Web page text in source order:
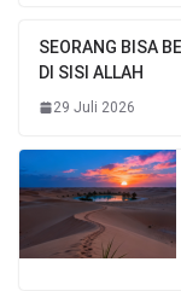
SEORANG BISA
DI SISI ALLAH
29 Juli 2026